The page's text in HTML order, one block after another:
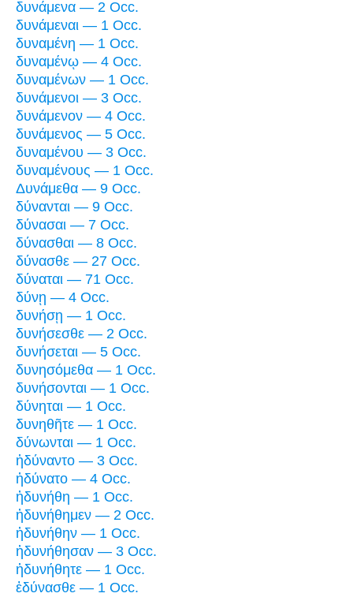
δυνάμενα — 2 Occ.
δυνάμεναι — 1 Occ.
δυναμένη — 1 Occ.
δυναμένῳ — 4 Occ.
δυναμένων — 1 Occ.
δυνάμενοι — 3 Occ.
δυνάμενον — 4 Occ.
δυνάμενος — 5 Occ.
δυναμένου — 3 Occ.
δυναμένους — 1 Occ.
Δυνάμεθα — 9 Occ.
δύνανται — 9 Occ.
δύνασαι — 7 Occ.
δύνασθαι — 8 Occ.
δύνασθε — 27 Occ.
δύναται — 71 Occ.
δύνῃ — 4 Occ.
δυνήσῃ — 1 Occ.
δυνήσεσθε — 2 Occ.
δυνήσεται — 5 Occ.
δυνησόμεθα — 1 Occ.
δυνήσονται — 1 Occ.
δύνηται — 1 Occ.
δυνηθῆτε — 1 Occ.
δύνωνται — 1 Occ.
ἠδύναντο — 3 Occ.
ἠδύνατο — 4 Occ.
ἠδυνήθη — 1 Occ.
ἠδυνήθημεν — 2 Occ.
ἠδυνήθην — 1 Occ.
ἠδυνήθησαν — 3 Occ.
ἠδυνήθητε — 1 Occ.
ἐδύνασθε — 1 Occ.